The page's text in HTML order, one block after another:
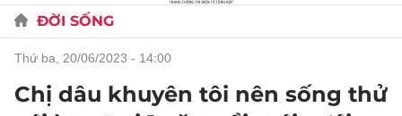
ĐỜI SỐNG
thứ ba, 20/06/2023 - 14:00
Chị dâu khuyên tôi nên sống thử